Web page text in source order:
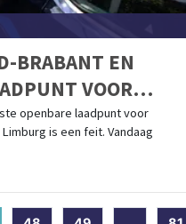
BRABANT EN
VOOR
openbare laadpunt voor
is een feit. Vandaag